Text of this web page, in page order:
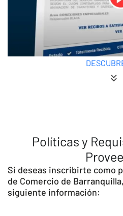
Políticas y
Si deseas inscribirte como
de Comercio de
siguiente información: